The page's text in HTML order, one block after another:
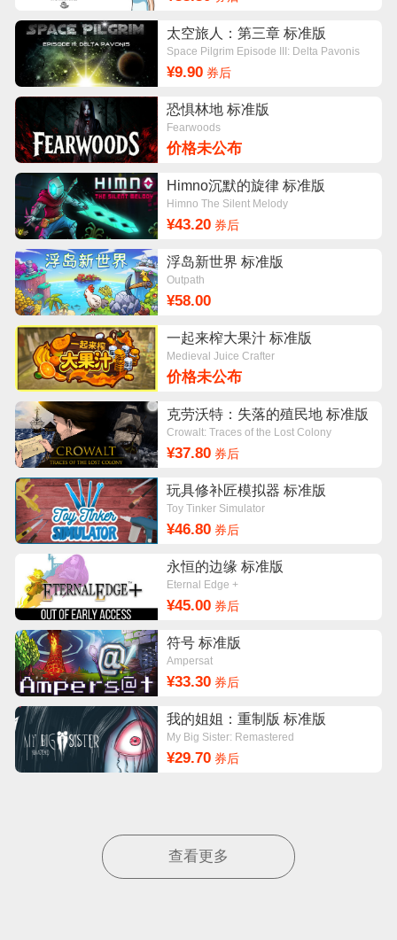
太空旅人：第三章 标准版
Space Pilgrim Episode III: Delta Pavonis
¥9.90券后
恐惧林地 标准版
Fearwoods
价格未公布
Himno沉默的旋律 标准版
Himno The Silent Melody
¥43.20券后
浮岛新世界 标准版
Outpath
¥58.00
一起来榨大果汁 标准版
Medieval Juice Crafter
价格未公布
克劳沃特：失落的殖民地 标准版
Crowalt: Traces of the Lost Colony
¥37.80券后
玩具修补匠模拟器 标准版
Toy Tinker Simulator
¥46.80券后
永恒的边缘 标准版
Eternal Edge +
¥45.00券后
符号 标准版
Ampersat
¥33.30券后
我的姐姐：重制版 标准版
My Big Sister: Remastered
¥29.70券后
查看更多